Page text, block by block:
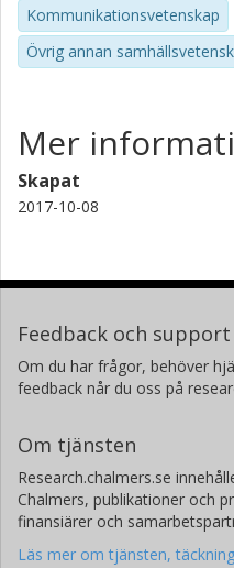
Kommunikationsvetenskap
Övrig annan
Mer
Skapat
2017-10-08
Feedback och support
Om du har frågor, behöver
feedback når du oss på
Om tjänsten
Research.chalmers.se
Chalmers, publikationer och
finansiärer och
Läs mer om tjänsten,